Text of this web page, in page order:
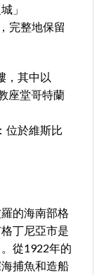
」
完整地保留
，其中以
座堂哥特蘭
位於維斯比
的海南部格
丁尼亞市是
從1922年的
捕魚和造船